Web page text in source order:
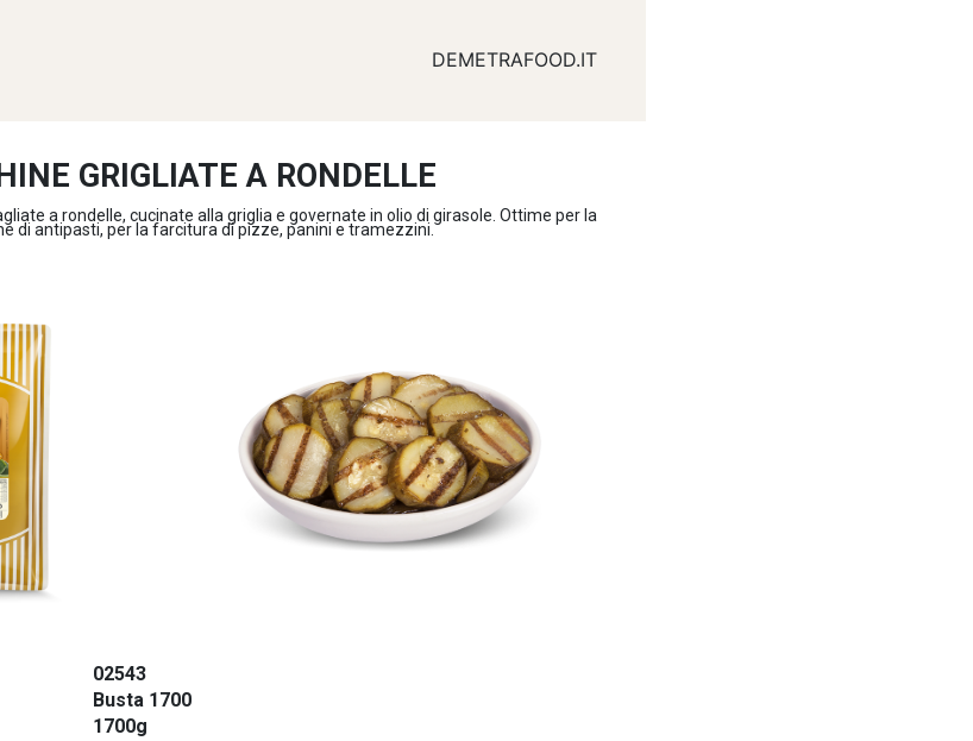
DEMETRAFOOD.IT
GRIGLIATE A RONDELLE
a rondelle, cucinate alla griglia e governate in olio di girasole. Ottime per la
di antipasti, per la farcitura di pizze, panini e tramezzini.
02543
Busta 1700
1700g